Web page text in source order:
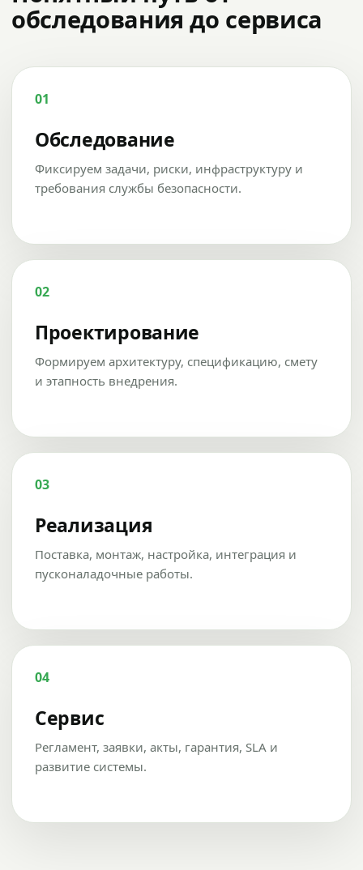
обследования до сервиса
01
Обследование
Фиксируем задачи, риски, инфраструктуру и
требования службы безопасности.
02
Проектирование
Формируем архитектуру, спецификацию, смету
и этапность внедрения.
03
Реализация
Поставка, монтаж, настройка, интеграция и
пусконаладочные работы.
04
Сервис
Регламент, заявки, акты, гарантия, SLA и
развитие системы.